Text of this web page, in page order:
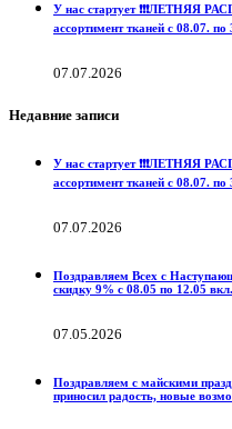
У нас стартует ❗️❗️❗️ЛЕТНЯЯ
ассортимент тканей с 08.07. по
07.07.2026
Недавние записи
У нас стартует ❗️❗️❗️ЛЕТНЯЯ
ассортимент тканей с 08.07. по
07.07.2026
Поздравляем Всех с
скидку 9% с 08.05 по 12.05 вкл.
07.05.2026
Поздравляем с майскими
приносил радость, новые